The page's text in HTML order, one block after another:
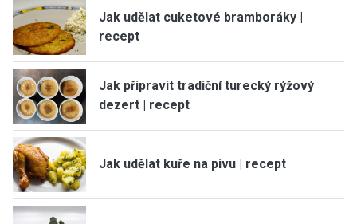
Jak udělat cuketové bramboráky |
recept
Jak připravit tradiční turecký rýžový
dezert | recept
Jak udělat kuře na pivu | recept